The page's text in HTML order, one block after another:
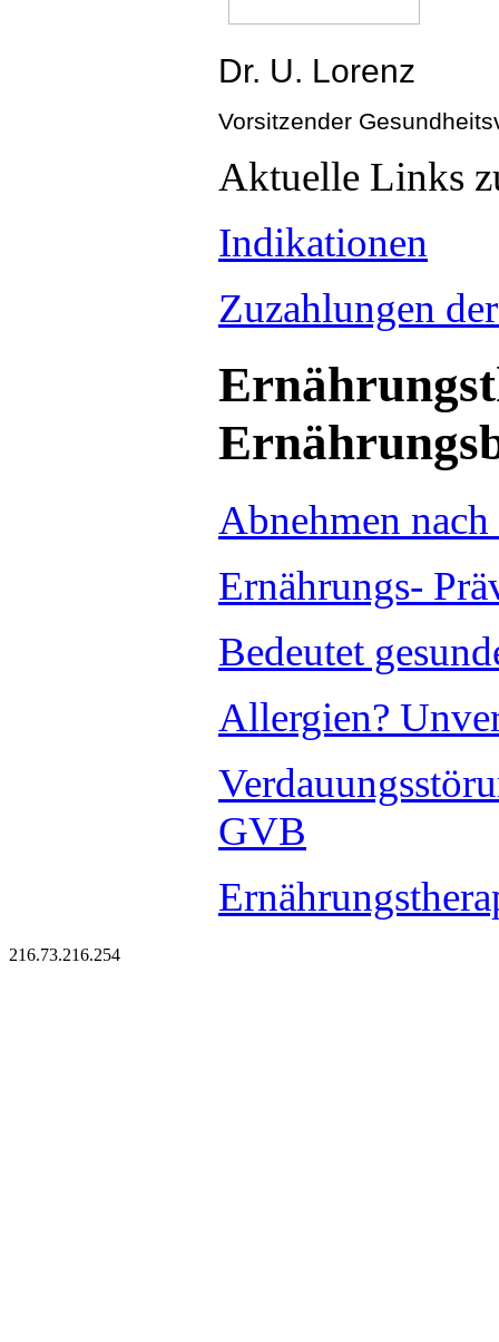
Dr. U. Lorenz
Vorsitzender
Aktuelle Links
Indikationen
Zuzahlungen
Abnehmen
Ernährungs-
Bedeutet
Allergien?
GVB
216.73.216.254